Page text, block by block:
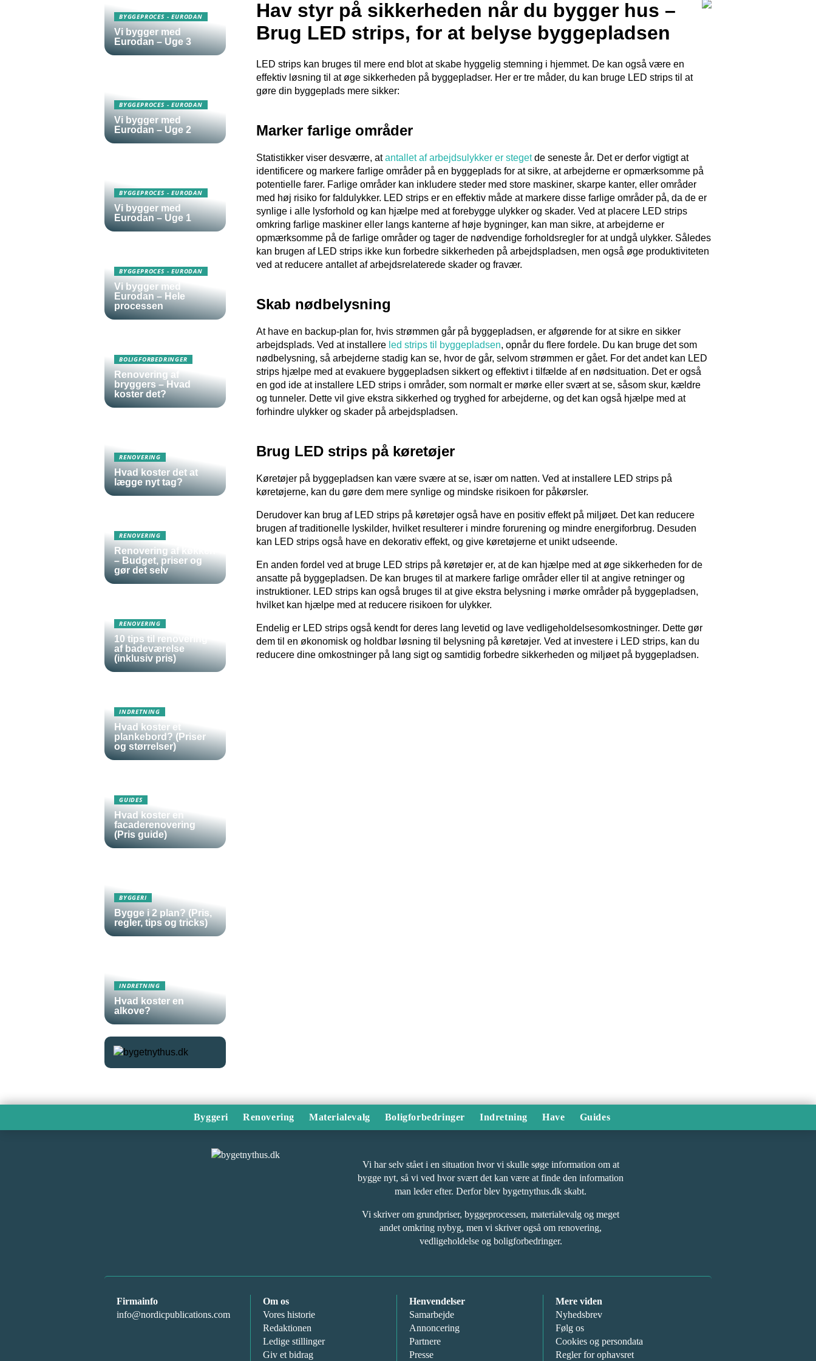
Hav styr på sikkerheden når du bygger hus –
Brug LED strips, for at belyse byggepladsen
LED strips kan bruges til mere end blot at skabe hyggelig stemning i hjemmet. De kan også være en
effektiv løsning til at øge sikkerheden på byggepladser. Her er tre måder, du kan bruge LED strips til at
gøre din byggeplads mere sikker:
Marker farlige områder
Statistikker viser desværre, atantallet af arbejdsulykker er stegetde seneste år. Det er derfor vigtigt at
identificere og markere farlige områder på en byggeplads for at sikre, at arbejderne er opmærksomme på
potentielle farer. Farlige områder kan inkludere steder med store maskiner, skarpe kanter, eller områder
med høj risiko for faldulykker. LED strips er en effektiv måde at markere disse farlige områder på, da de er
synlige i alle lysforhold og kan hjælpe med at forebygge ulykker og skader. Ved at placere LED strips
omkring farlige maskiner eller langs kanterne af høje bygninger, kan man sikre, at arbejderne er
opmærksomme på de farlige områder og tager de nødvendige forholdsregler for at undgå ulykker. Således
kan brugen af LED strips ikke kun forbedre sikkerheden på arbejdspladsen, men også øge produktiviteten
ved at reducere antallet af arbejdsrelaterede skader og fravær.
Skab nødbelysning
At have en backup-plan for, hvis strømmen går på byggepladsen, er afgørende for at sikre en sikker
arbejdsplads. Ved at installere led strips til byggepladsen, opnår du flere fordele. Du kan bruge det som
nødbelysning, så arbejderne stadig kan se, hvor de går, selvom strømmen er gået. For det andet kan LED
strips hjælpe med at evakuere byggepladsen sikkert og effektivt i tilfælde af en nødsituation. Det er også
en god ide at installere LED strips i områder, som normalt er mørke eller svært at se, såsom skur, kældre
og tunneler. Dette vil give ekstra sikkerhed og tryghed for arbejderne, og det kan også hjælpe med at
forhindre ulykker og skader på arbejdspladsen.
Brug LED strips på køretøjer
Køretøjer på byggepladsen kan være svære at se, især om natten. Ved at installere LED strips på
køretøjerne, kan du gøre dem mere synlige og mindske risikoen for påkørsler.
Derudover kan brug af LED strips på køretøjer også have en positiv effekt på miljøet. Det kan reducere
brugen af traditionelle lyskilder, hvilket resulterer i mindre forurening og mindre energiforbrug. Desuden
kan LED strips også have en dekorativ effekt, og give køretøjerne et unikt udseende.
En anden fordel ved at bruge LED strips på køretøjer er, at de kan hjælpe med at øge sikkerheden for de
ansatte på byggepladsen. De kan bruges til at markere farlige områder eller til at angive retninger og
instruktioner. LED strips kan også bruges til at give ekstra belysning i mørke områder på byggepladsen,
hvilket kan hjælpe med at reducere risikoen for ulykker.
Endelig er LED strips også kendt for deres lang levetid og lave vedligeholdelsesomkostninger. Dette gør
dem til en økonomisk og holdbar løsning til belysning på køretøjer. Ved at investere i LED strips, kan du
reducere dine omkostninger på lang sigt og samtidig forbedre sikkerheden og miljøet på byggepladsen.
BYGGEPROCES - EURODAN
Vi bygger med
Eurodan – Uge 3
BYGGEPROCES - EURODAN
Vi bygger med
Eurodan – Uge 2
BYGGEPROCES - EURODAN
Vi bygger med
Eurodan – Uge 1
BYGGEPROCES - EURODAN
Vi bygger med
Eurodan – Hele
processen
BOLIGFORBEDRINGER
Renovering af
bryggers – Hvad
koster det?
RENOVERING
Hvad koster det at
lægge nyt tag?
RENOVERING
Renovering af køkken
– Budget, priser og
gør det selv
RENOVERING
10 tips til renovering
af badeværelse
(inklusiv pris)
INDRETNING
Hvad koster et
plankebord? (Priser
og størrelser)
GUIDES
Hvad koster en
facaderenovering
(Pris guide)
BYGGERI
Bygge i 2 plan? (Pris,
regler, tips og tricks)
INDRETNING
Hvad koster en
alkove?
Byggeri Renovering Materialevalg Boligforbedringer Indretning Have Guides
Vi har selv stået i en situation hvor vi skulle søge information om at
bygge nyt, så vi ved hvor svært det kan være at finde den information
man leder efter. Derfor blev bygetnythus.dk skabt.
Vi skriver om grundpriser, byggeprocessen, materialevalg og meget
andet omkring nybyg, men vi skriver også om renovering,
vedligeholdelse og boligforbedringer.
Firmainfo
info@nordicpublications.com
Om os
Vores historie
Redaktionen
Ledige stillinger
Giv et bidrag
Henvendelser
Samarbejde
Annoncering
Partnere
Presse
Mere viden
Nyhedsbrev
Følg os
Cookies og persondata
Regler for ophavsret